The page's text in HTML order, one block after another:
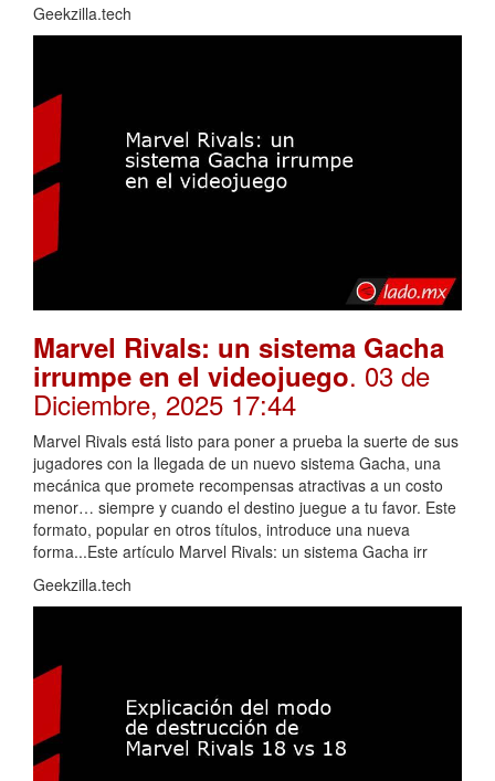
Geekzilla.tech
Marvel Rivals: un sistema Gacha
irrumpe en el videojuego. 03 de
Diciembre, 2025 17:44
Marvel Rivals está listo para poner a prueba la suerte de sus
jugadores con la llegada de un nuevo sistema Gacha, una
mecánica que promete recompensas atractivas a un costo
menor… siempre y cuando el destino juegue a tu favor. Este
formato, popular en otros títulos, introduce una nueva
forma...Este artículo Marvel Rivals: un sistema Gacha irr
Geekzilla.tech